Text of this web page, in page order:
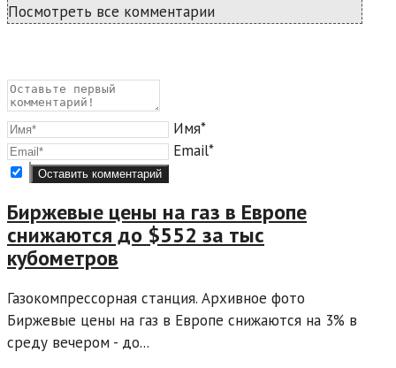
Посмотреть все комментарии
Имя*
Email*
Биржевые цены на газ в Европе
снижаются до $552 за тыс
кубометров
Газокомпрессорная станция. Архивное фото
Биржевые цены на газ в Европе снижаются на 3% в
среду вечером - до...